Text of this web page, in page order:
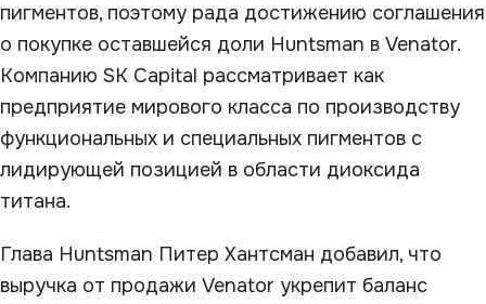
пигментов, поэтому рада достижению соглашения
о покупке оставшейся доли Huntsman в Venator.
Компанию SK Capital рассматривает как
предприятие мирового класса по производству
функциональных и специальных пигментов с
лидирующей позицией в области диоксида
титана.
Глава Huntsman Питер Хантсман добавил, что
выручка от продажи Venator укрепит баланс